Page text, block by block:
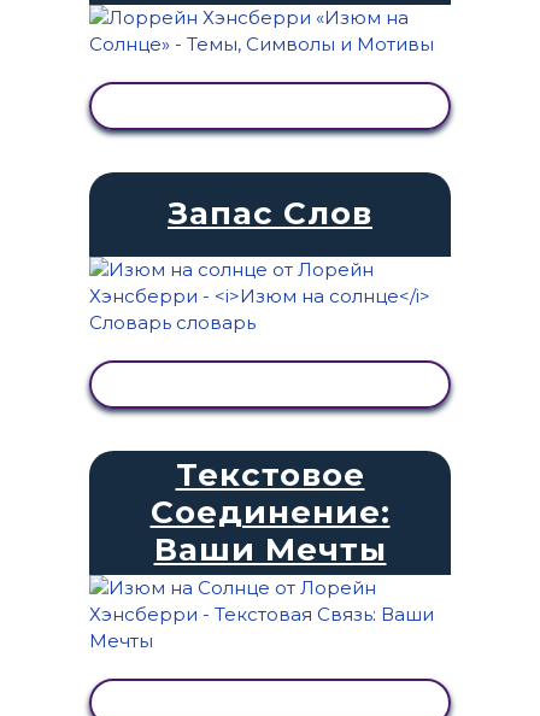
Запас Слов
Текстовое
Соединение:
Ваши Мечты